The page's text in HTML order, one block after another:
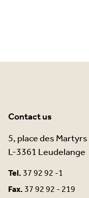
Contact us
5, place des Martyrs
L-3361 Leudelange
Tel.37 92 92 -1
Fax.37 92 92 - 219